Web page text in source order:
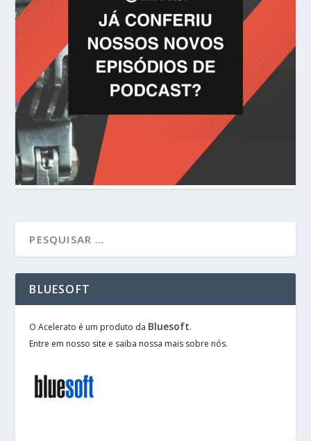
BLUESOFT
O Acelerato é um produto da Bluesoft.
Entre em nosso site e saiba nossa mais sobre nós.